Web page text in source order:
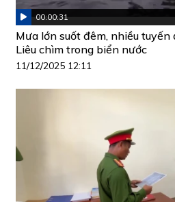
00:00:31
Mưa lớn suốt đêm, nhiều
Liêu chìm trong biển nước
11/12/2025 12:11